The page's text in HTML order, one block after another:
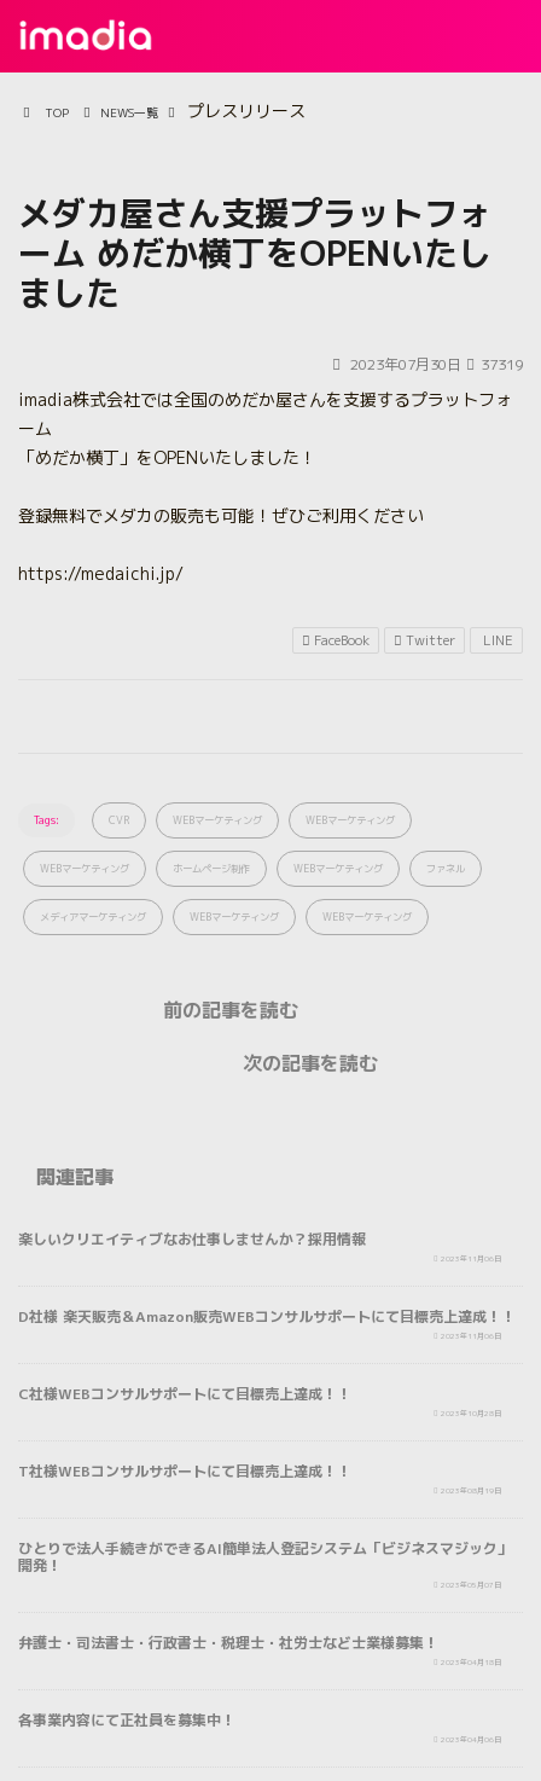
TOP NEWS一覧 プレスリリース
メダカ屋さん支援プラットフォ
ーム めだか横丁をOPENいたし
ました
2023年07月30日 37319
imadia株式会社では全国のめだか屋さんを支援するプラットフォ
ーム
「めだか横丁」をOPENいたしました！
登録無料でメダカの販売も可能！ぜひご利用ください
https://medaichi.jp/
FaceBook Twitter LINE
Tags: CVR WEBマーケティング WEBマーケティング
WEBマーケティング ホームページ制作 WEBマーケティング ファネル
メディアマーケティング WEBマーケティング WEBマーケティング
前の記事を読む
次の記事を読む
関連記事
NEWS
楽しいクリエイティブなお仕事しませんか？採用情報
2023年11月06日
D社様 楽天販売＆Amazon販売WEBコンサルサポートにて目標売上達成！！
2023年11月06日
C社様WEBコンサルサポートにて目標売上達成！！
2023年10月28日
T社様WEBコンサルサポートにて目標売上達成！！
2023年08月19日
ひとりで法人手続きができるAI簡単法人登記システム「ビジネスマジック」
開発！
2023年05月07日
弁護士・司法書士・行政書士・税理士・社労士など士業様募集！
2023年04月18日
各事業内容にて正社員を募集中！
2023年04月06日